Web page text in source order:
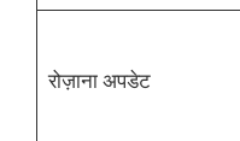
रोज़ाना अपडेट